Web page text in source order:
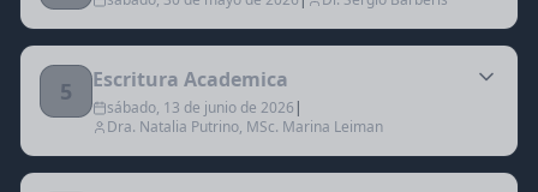
5 Escritura Academica
sábado, 13 de junio de 2026 |
Dra. Natalia Putrino, MSc. Marina Leiman